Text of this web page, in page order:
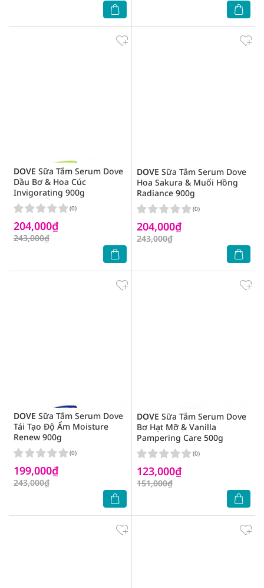
DOVE Sữa Tắm Serum Dove
Dầu Bơ & Hoa Cúc
Invigorating 900g
204,000₫
243,000₫
(0)
DOVE Sữa Tắm Serum Dove
Hoa Sakura & Muối Hồng
Radiance 900g
204,000₫
243,000₫
(0)
DOVE Sữa Tắm Serum Dove
Tái Tạo Độ Ẩm Moisture
Renew 900g
199,000₫
243,000₫
(0)
DOVE Sữa Tắm Serum Dove
Bơ Hạt Mỡ & Vanilla
Pampering Care 500g
123,000₫
151,000₫
(0)